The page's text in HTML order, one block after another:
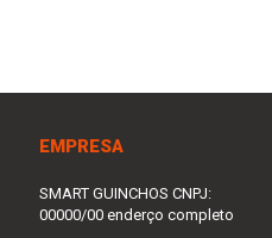
EMPRESA
SMART GUINCHOS CNPJ:
00000/00 enderço completo